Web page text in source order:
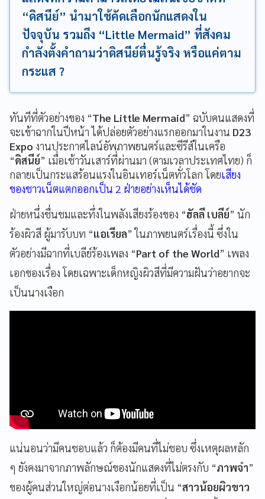
“ดิสนีย์” นำมาใช้คัดเลือกนักแสดงใน
ปัจจุบัน รวมถึง “Little Mermaid” ที่สังคม
กำลังตั้งคำถามว่าดิสนีย์ตื่นรู้จริง หรือแค่ตาม
กระแส ?
ทันทีที่ตัวอย่างของ “The Little Mermaid” ฉบับคนแสดงที่
จะเข้าฉากในปีหน้า ได้ปล่อยตัวอย่างแรกออกมาในงาน D23
Expo งานประกาศไลน์อัพภาพยนตร์และซีรีส์ในเครือ
“ดิสนีย์” เมื่อเช้าวันเสาร์ที่ผ่านมา (ตามเวลาประเทศไทย) ก็
กลายเป็นกระแสร้อนแรงในอินเทอร์เน็ตทั่วโลก โดยเสียง
ของชาวเน็ตแตกออกเป็น 2 ฝ่ายอย่างเห็นได้ชัด
ฝ่ายหนึ่งชื่นชมและทึ่งในพลังเสียงร้องของ “ฮัลลี เบลีย์” นัก
ร้องผิวสี ผู้มารับบท “แอเรียล” ในภาพยนตร์เรื่องนี้ ซึ่งใน
ตัวอย่างมีฉากที่เบลีย์ร้องเพลง “Part of the World” เพลง
เอกของเรื่อง โดยเฉพาะเด็กหญิงผิวสีที่มีความฝันว่าอยากจะ
เป็นนางเงือก
แน่นอนว่ามีคนชอบแล้ว ก็ต้องมีคนที่ไม่ชอบ ซึ่งเหตุผลหลัก
ๆ ยังคงมาจากภาพลักษณ์ของนักแสดงที่ไม่ตรงกับ “ภาพจำ”
ของผู้คนส่วนใหญ่ต่อนางเงือกน้อยที่เป็น “สาวน้อยผิวขาว